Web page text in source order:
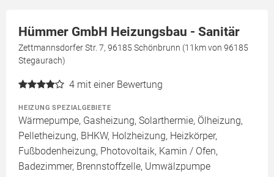
Hümmer GmbH Heizungsbau - Sanitär
Zettmannsdorfer Str. 7, 96185 Schönbrunn (11km von 96185
Stegaurach)
4 mit einer Bewertung
HEIZUNG SPEZIALGEBIETE
Wärmepumpe, Gasheizung, Solarthermie, Ölheizung,
Pelletheizung, BHKW, Holzheizung, Heizkörper,
Fußbodenheizung, Photovoltaik, Kamin / Ofen,
Badezimmer, Brennstoffzelle, Umwälzpumpe